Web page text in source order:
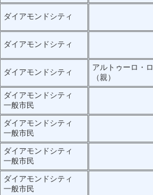
ダイアモンドシティ
ダイアモンドシティ
ダイアモンドシティ
アルトゥーロ・
（親）
ダイアモンドシティ
一般市民
ダイアモンドシティ
一般市民
ダイアモンドシティ
一般市民
ダイアモンドシティ
一般市民